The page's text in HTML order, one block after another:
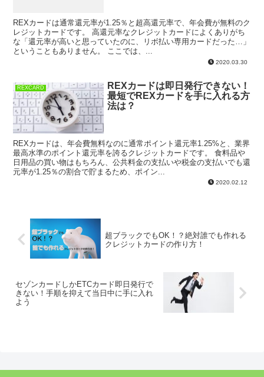
REXカードは通常還元率が1.25％と超高還元率で、年会費が無料のク
レジットカードです。 高還元率なクレジットカードによくありがち
な「還元率が高いと思っていたのに、リボ払い専用カードだった…」
ということもありません。 ここでは、...
2020.03.30
REXCARD
REXカードは即日発行できない！
最短でREXカードを手に入れる方
法は？
REXカードは、年会費無料なのに通常ポイント還元率1.25%と、業界
最高水準のポイント還元率を誇るクレジットカードです。 食料品や
日用品の買い物はもちろん、公共料金の支払いや税金の支払いでも還
元率が1.25％の割合で貯まるため、ポイン...
2020.02.12
超ブラックでもOK！？絶対誰でも作れる
クレジットカードの作り方！
セゾンカードしかETCカード即日発行で
きない！手順を抑えて当日中に手に入れ
よう